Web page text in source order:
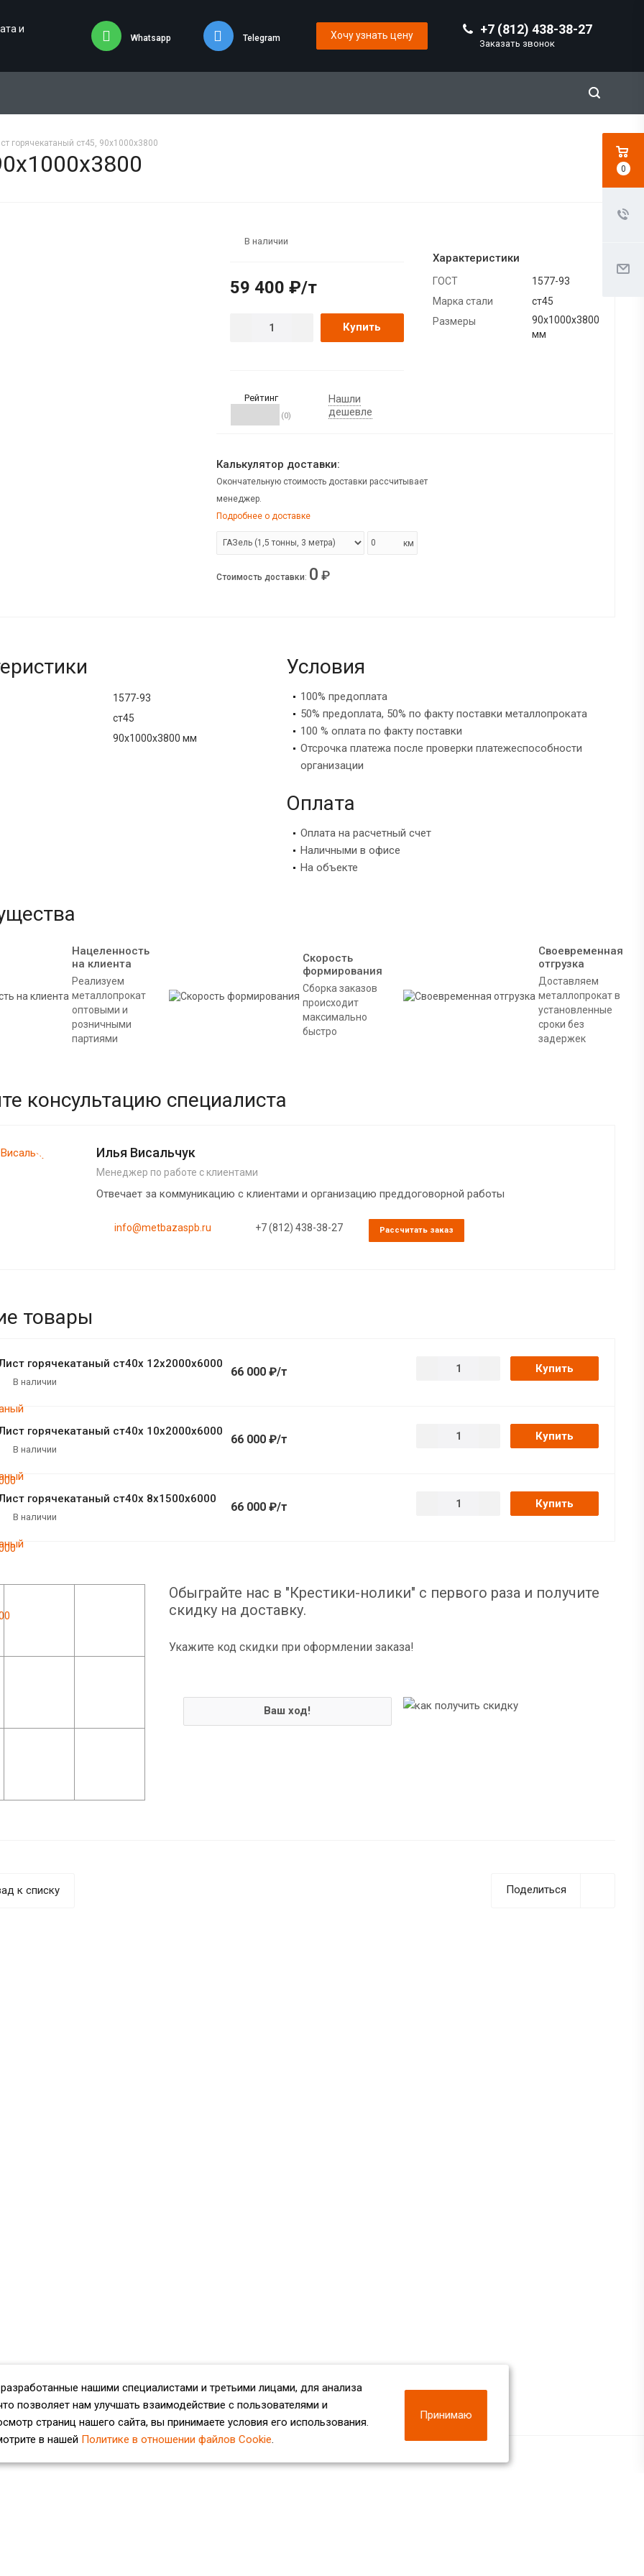
и +7 (812) 438-38-27
Заказать звонок
Whatsapp Telegram Хочу узнать цену
горячекатаный ст45, 90х1000х3800
В наличии
59 400 ₽/т
Купить
Рейтинг
(0)
Нашли
дешевле
Характеристики
ГОСТ
1577-93
Марка стали
ст45
Размеры
90х1000х3800
мм
Калькулятор доставки:
Окончательную стоимость доставки рассчитывает
менеджер.
Подробнее о доставке
км
Стоимость доставки: 0 ₽
1577-93
ст45
90х1000х3800 мм
Условия
100% предоплата
50% предоплата, 50% по факту поставки металлопроката
100 % оплата по факту поставки
Отсрочка платежа после проверки платежеспособности
организации
Оплата
Оплата на расчетный счет
Наличными в офисе
На объекте
Нацеленность
на клиента
Реализуем
металлопрокат
оптовыми и
розничными
партиями
Скорость
формирования
Сборка заказов
происходит
максимально
быстро
Своевременная
отгрузка
Доставляем
металлопрокат в
установленные
сроки без
задержек
консультацию специалиста
Илья Висальчук
Менеджер по работе с клиентами
Отвечает за коммуникацию с клиентами и организацию преддоговорной работы
info@metbazaspb.ru +7 (812) 438-38-27 Рассчитать заказ
товары
горячекатаный ст40х 12х2000х6000
В наличии
66 000 ₽/т Купить
горячекатаный ст40х 10х2000х6000
В наличии
66 000 ₽/т Купить
горячекатаный ст40х 8х1500х6000
В наличии
66 000 ₽/т Купить
Обыграйте нас в "Крестики-нолики" с первого раза и получите
скидку на доставку.
Укажите код скидки при оформлении заказа!
Ваш ход!
Поделиться
к списку
нашими специалистами и третьими лицами, для анализа
позволяет нам улучшать взаимодействие с пользователями и
страниц нашего сайта, вы принимаете условия его использования.
в нашей Политике в отношении файлов Cookie.
Принимаю
0